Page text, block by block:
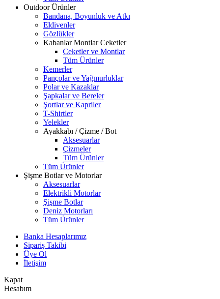
Outdoor Ürünler
Bandana, Boyunluk ve Atkı
Eldivenler
Gözlükler
Kabanlar Montlar Ceketler
Ceketler ve Montlar
Tüm Ürünler
Kemerler
Pançolar ve Yağmurluklar
Polar ve Kazaklar
Şapkalar ve Bereler
Şortlar ve Kapriler
T-Shirtler
Yelekler
Ayakkabı / Çizme / Bot
Aksesuarlar
Çizmeler
Tüm Ürünler
Tüm Ürünler
Şişme Botlar ve Motorlar
Aksesuarlar
Elektrikli Motorlar
Şişme Botlar
Deniz Motorları
Tüm Ürünler
Banka Hesaplarımız
Sipariş Takibi
Üye Ol
İletişim
Kapat
Hesabım